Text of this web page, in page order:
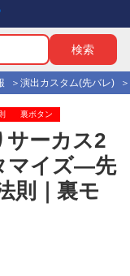
演出カスタム(先バレ)
裏ボタン
サーカス2
マイズ―先
則｜裏モ